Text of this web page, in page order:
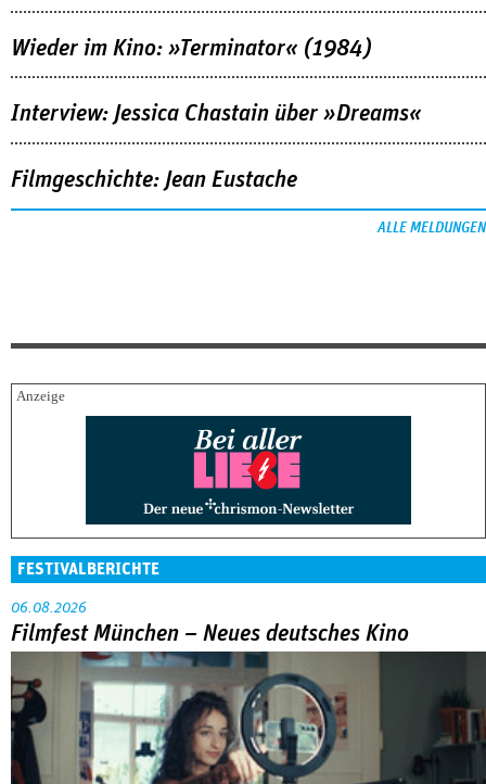
Wieder im Kino: »Terminator« (1984)
Interview: Jessica Chastain über »Dreams«
Filmgeschichte: Jean Eustache
ALLE MELDUNGEN
FESTIVALBERICHTE
06.08.2026
Filmfest München – Neues deutsches Kino